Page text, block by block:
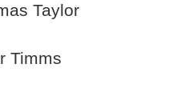
Taylor
Timms